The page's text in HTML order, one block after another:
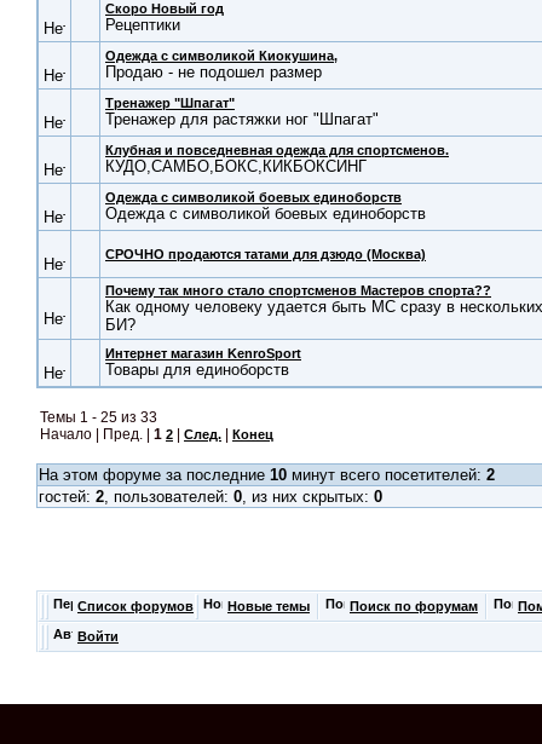
Скоро Новый год
Рецептики
Одежда с символикой Киокушина,
Продаю - не подошел размер
Тренажер "Шпагат"
Тренажер для растяжки ног "Шпагат"
Клубная и повседневная одежда для спортсменов.
КУДО,САМБО,БОКС,КИКБОКСИНГ
Одежда с символикой боевых единоборств
Одежда с символикой боевых единоборств
СРОЧНО продаются татами для дзюдо (Москва)
Почему так много стало спортсменов Мастеров спорта??
Как одному человеку удается быть МС сразу в
БИ?
Интернет магазин KenroSport
Товары для единоборств
Темы 1 - 25 из 33
Начало | Пред. | 1 2 След. Конец
На этом форуме за последние 10 минут всего посетителей: 2
гостей: 2, пользователей: 0, из них скрытых: 0
Список форумов Новые темы Поиск по форумам
Войти